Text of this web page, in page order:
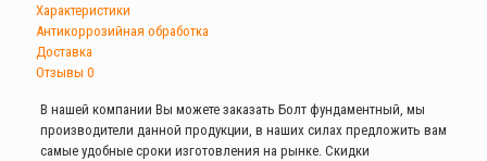
Характеристики
Антикоррозийная обработка
Доставка
Отзывы 0
В нашей компании Вы можете заказать Болт фундаментный, мы
производители данной продукции, в наших силах предложить вам
самые удобные сроки изготовления на рынке. Скидки